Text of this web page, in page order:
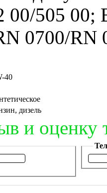
00/505
0700/RN
40
дизель
и оценку